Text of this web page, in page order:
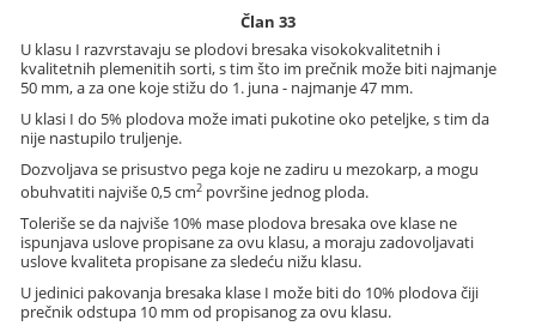
Član 33
U klasu I razvrstavaju se plodovi bresaka visokokvalitetnih i
kvalitetnih plemenitih sorti, s tim što im prečnik može biti najmanje
50 mm, a za one koje stižu do 1. juna - najmanje 47 mm.
U klasi I do 5% plodova može imati pukotine oko peteljke, s tim da
nije nastupilo truljenje.
Dozvoljava se prisustvo pega koje ne zadiru u mezokarp, a mogu
obuhvatiti najviše 0,5 cm2 površine jednog ploda.
Toleriše se da najviše 10% mase plodova bresaka ove klase ne
ispunjava uslove propisane za ovu klasu, a moraju zadovoljavati
uslove kvaliteta propisane za sledeću nižu klasu.
U jedinici pakovanja bresaka klase I može biti do 10% plodova čiji
prečnik odstupa 10 mm od propisanog za ovu klasu.